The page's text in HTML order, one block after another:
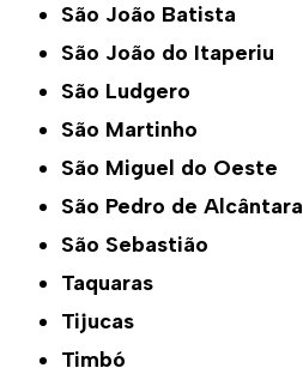
São João Batista
São João do Itaperiu
São Ludgero
São Martinho
São Miguel do Oeste
São Pedro de Alcântara
São Sebastião
Taquaras
Tijucas
Timbó